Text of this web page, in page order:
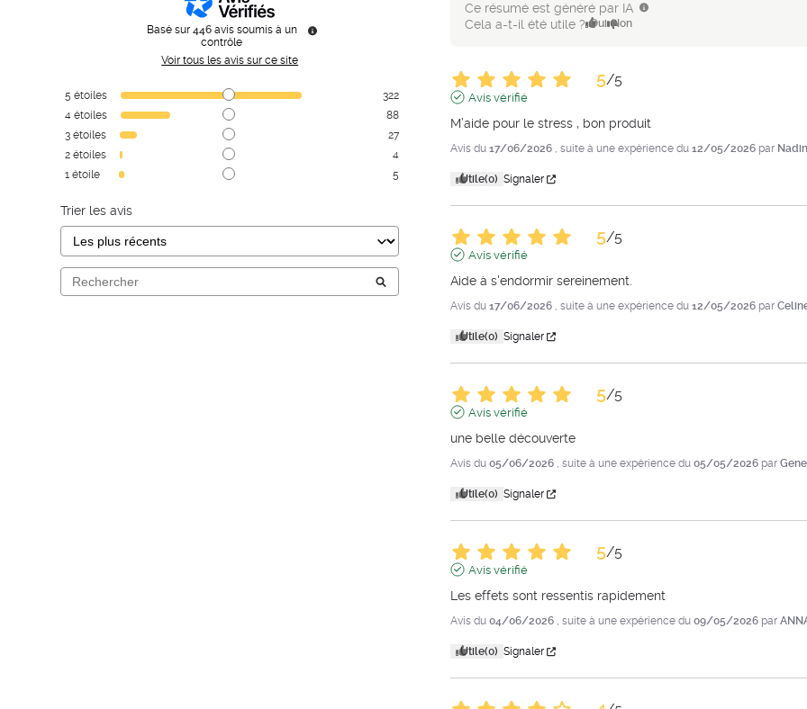
Basé sur 446 avis soumis à un
contrôle
Voir tous les avis sur ce site
5 étoiles
322
4 étoiles
88
3 étoiles
27
2 étoiles
4
1 étoile 5
Trier les avis
Ce résumé est généré par IA
Cela a-t-il été utile ? Oui Non
5/5
Avis vérifié
M’aide pour le stress , bon produit
Avis du 17/06/2026 , suite à une expérience du 12/05/2026 par
Utile(0) Signaler
5/5
Avis vérifié
Aide à s'endormir sereinement.
Avis du 17/06/2026 , suite à une expérience du 12/05/2026 par
Utile(0) Signaler
5/5
Avis vérifié
une belle découverte
Avis du 05/06/2026 , suite à une expérience du 05/05/2026 par
Utile(0) Signaler
5/5
Avis vérifié
Les effets sont ressentis rapidement
Avis du 04/06/2026 , suite à une expérience du 09/05/2026 par
Utile(0) Signaler